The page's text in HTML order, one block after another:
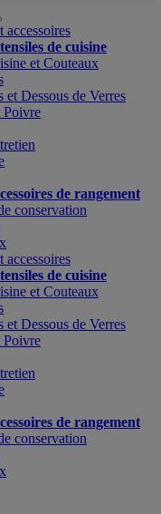
accessoires
de cuisine
et Couteaux
et Dessous de Verres
Poivre
de rangement
conservation
accessoires
de cuisine
et Couteaux
et Dessous de Verres
Poivre
de rangement
conservation